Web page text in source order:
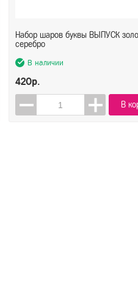
Набор шаров буквы ВЫПУСК
серебро
В наличии
420р.
В